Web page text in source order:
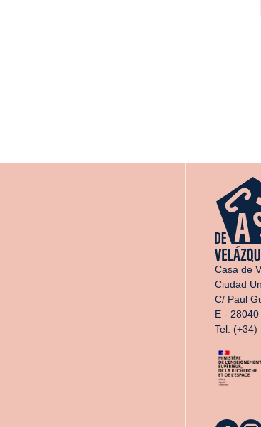
Casa de
Ciudad
C/ Paul
E -
Tel.